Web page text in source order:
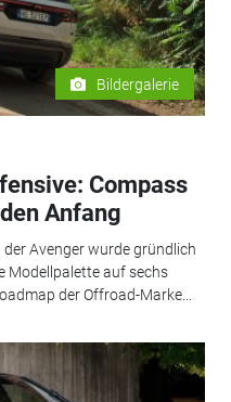
Bildergalerie
Compass
Anfang
Avenger wurde gründlich
Modellpalette auf sechs
der Offroad-Marke...